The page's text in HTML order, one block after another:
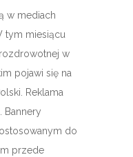
w mediach
tym miesiącu
w
pojawi się na
Reklama
Bannery
do
przede